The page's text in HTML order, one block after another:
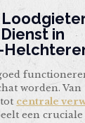
in
worden. Van
tot centrale
een